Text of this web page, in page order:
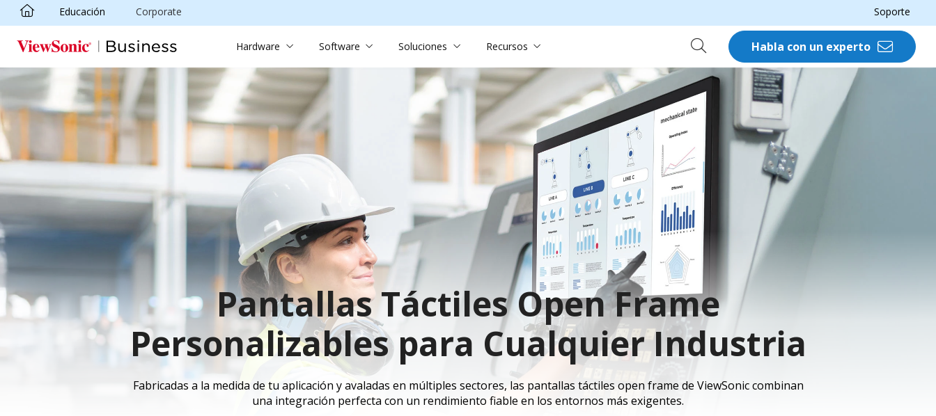
Skip to main content
Educación Corporate Soporte
Hardware Software Soluciones Recursos Habla con un experto
Pantallas Táctiles Open Frame
Personalizables para Cualquier Industria
Fabricadas a la medida de tu aplicación y avaladas en múltiples sectores, las pantallas táctiles open frame de ViewSonic combinan
una integración perfecta con un rendimiento fiable en los entornos más exigentes.